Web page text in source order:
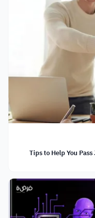
7 Tips to Help You